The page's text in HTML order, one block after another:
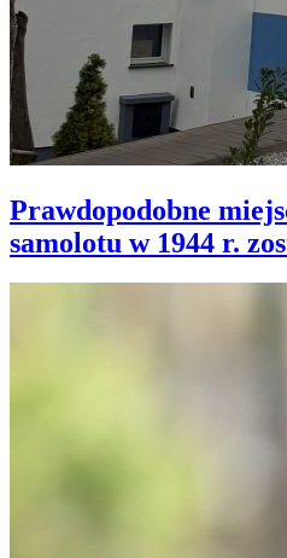
Prawdopodobne
samolotu w 1944 r.